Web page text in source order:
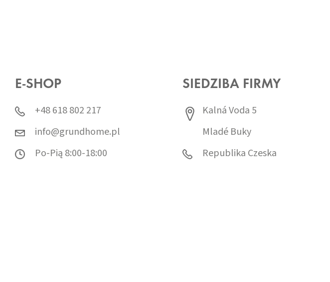
E-SHOP
+48 618 802 217
info@grundhome.pl
Po-Pią 8:00-18:00
SIEDZIBA FIRMY
Kalná Voda 5
Mladé Buky
Republika Czeska